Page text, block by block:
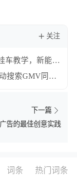
关注
车教学，新能力
搜索GMV同比
下一篇
告的最佳创意实践
词条 热门词条